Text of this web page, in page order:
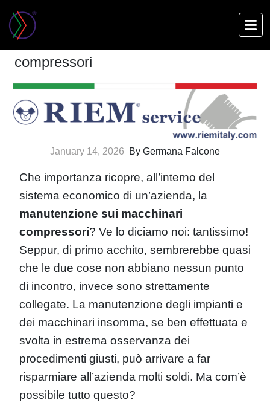
Skip
main
content
La manutenzione sui macchinari
compressori
January 14, 2026 By Germana Falcone
Che importanza ricopre, all’interno del
sistema economico di un’azienda, la
manutenzione sui macchinari
compressori? Ve lo diciamo noi: tantissimo!
Seppur, di primo acchito, sembrerebbe quasi
che le due cose non abbiano nessun punto
di incontro, invece sono strettamente
collegate. La manutenzione degli impianti e
dei macchinari insomma, se ben effettuata e
svolta in estrema osservanza dei
procedimenti giusti, può arrivare a far
risparmiare all’azienda molti soldi. Ma com’è
possibile tutto questo?